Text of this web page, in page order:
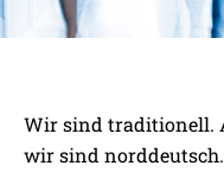
DAS SIND
Wir sind traditionell.
wir sind norddeutsch.